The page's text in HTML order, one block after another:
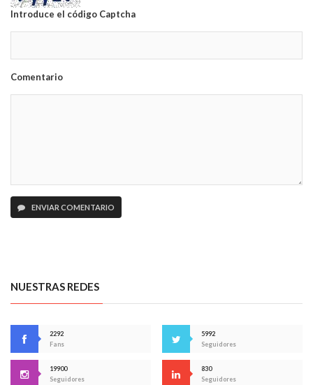
Introduce el código Captcha
Comentario
ENVIAR COMENTARIO
NUESTRAS REDES
2292
Fans
5992
Seguidores
19900
Seguidores
830
Seguidores